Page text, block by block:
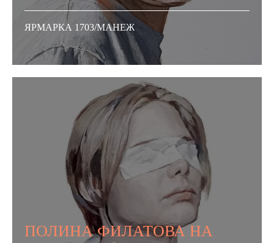
ЯРМАРКА 1703/МАНЕЖ
ПОЛИНА ФИЛАТОВА НА